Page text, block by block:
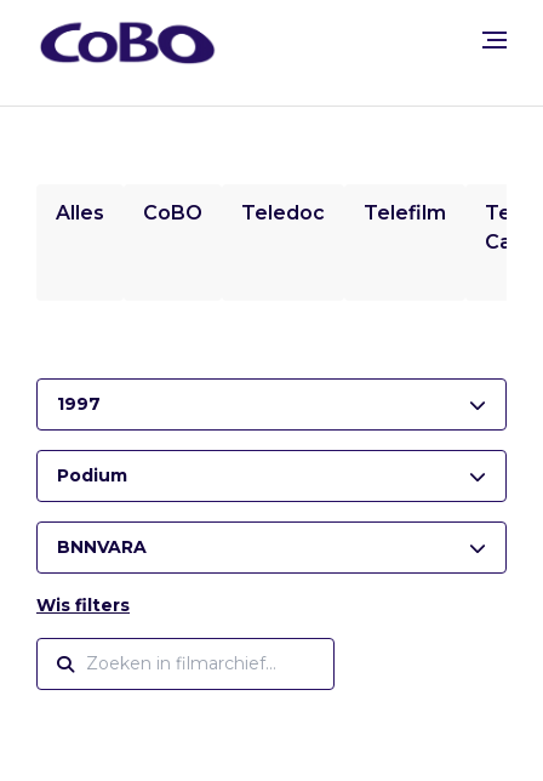
Alles CoBO Teledoc Telefilm
1997
Podium
BNNVARA
Wis filters